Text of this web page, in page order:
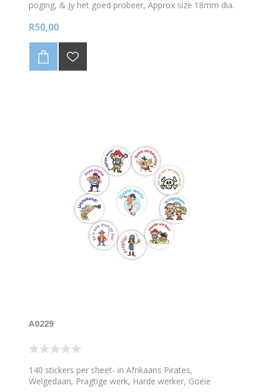
poging, & Jy het goed probeer, Approx size 18mm dia.
R50,00
A0229
140 stickers per sheet- in Afrikaans Pirates,
Welgedaan, Pragtige werk, Harde werker, Goeie